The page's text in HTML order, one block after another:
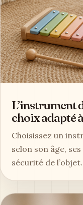
L’instrument
choix adapté
Choisissez un
selon son âge,
sécurité de l’objet.